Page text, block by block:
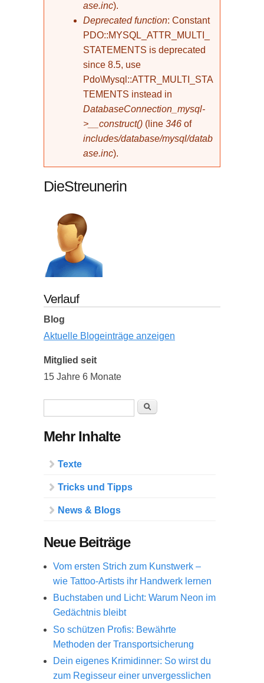
ase.inc).
Deprecated function: Constant
PDO::MYSQL_ATTR_MULTI_
STATEMENTS is deprecated
since 8.5, use
Pdo\Mysql::ATTR_MULTI_STA
TEMENTS instead in
DatabaseConnection_mysql-
>__construct() (line 346 of
includes/database/mysql/datab
ase.inc).
DieStreunerin
Verlauf
Blog
Aktuelle Blogeinträge anzeigen
Mitglied seit
15 Jahre 6 Monate
Suche
Mehr Inhalte
Texte
Tricks und Tipps
News & Blogs
Neue Beiträge
Vom ersten Strich zum Kunstwerk –
wie Tattoo-Artists ihr Handwerk lernen
Buchstaben und Licht: Warum Neon im
Gedächtnis bleibt
So schützen Profis: Bewährte
Methoden der Transportsicherung
Dein eigenes Krimidinner: So wirst du
zum Regisseur einer unvergesslichen